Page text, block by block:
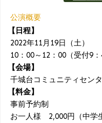
公演概要
【日程】
2022年11月19日（土）
10：00～12：00（受付9：
【会場】
千城台コミュニティセン
【料金】
事前予約制
お一人様 2,000円（中学